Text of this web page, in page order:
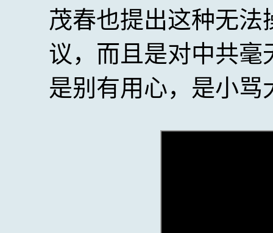
茂春也提出这种无
议，而且是对中共
是别有用心，是小骂